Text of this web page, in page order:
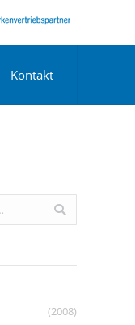
Kontakt
(2008)